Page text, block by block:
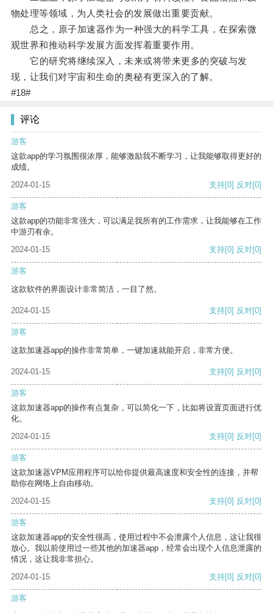
物处理等领域，为人类社会的发展做出重要贡献。
总之，原子加速器作为一种强大的科学工具，在探索微
观世界和推动科学发展方面发挥着重要作用。
它的研究将继续深入，未来或将带来更多的突破与发
现，让我们对宇宙和生命的奥秘有更深入的了解。
#18#
评论
游客
这款app的学习氛围很浓厚，能够激励我不断学习，让我能够取得更好的
成绩。
2024-01-15
支持[0] 反对[0]
游客
这款app的功能非常强大，可以满足我所有的工作需求，让我能够在工作
中游刃有余。
2024-01-15
支持[0] 反对[0]
游客
这款软件的界面设计非常简洁，一目了然。
2024-01-15 支持[0] 反对[0]
游客
这款加速器app的操作非常简单，一键加速就能开启，非常方便。
2024-01-15 支持[0] 反对[0]
游客
这款加速器app的操作有点复杂，可以简化一下，比如将设置页面进行优
化。
2024-01-15
支持[0] 反对[0]
游客
这款加速器VPM应用程序可以给你提供最高速度和安全性的连接，并帮
助你在网络上自由移动。
2024-01-15
支持[0] 反对[0]
游客
这款加速器app的安全性很高，使用过程中不会泄露个人信息，这让我很
放心。我以前使用过一些其他的加速器app，经常会出现个人信息泄露的
情况，这让我非常担心。
2024-01-15
支持[0] 反对[0]
游客